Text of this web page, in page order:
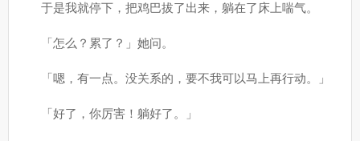
于是我就停下，把鸡巴拔了出来，躺在了床上喘气。
「怎么？累了？」她问。
「嗯，有一点。没关系的，要不我可以马上再行动。」
「好了，你厉害！躺好了。」